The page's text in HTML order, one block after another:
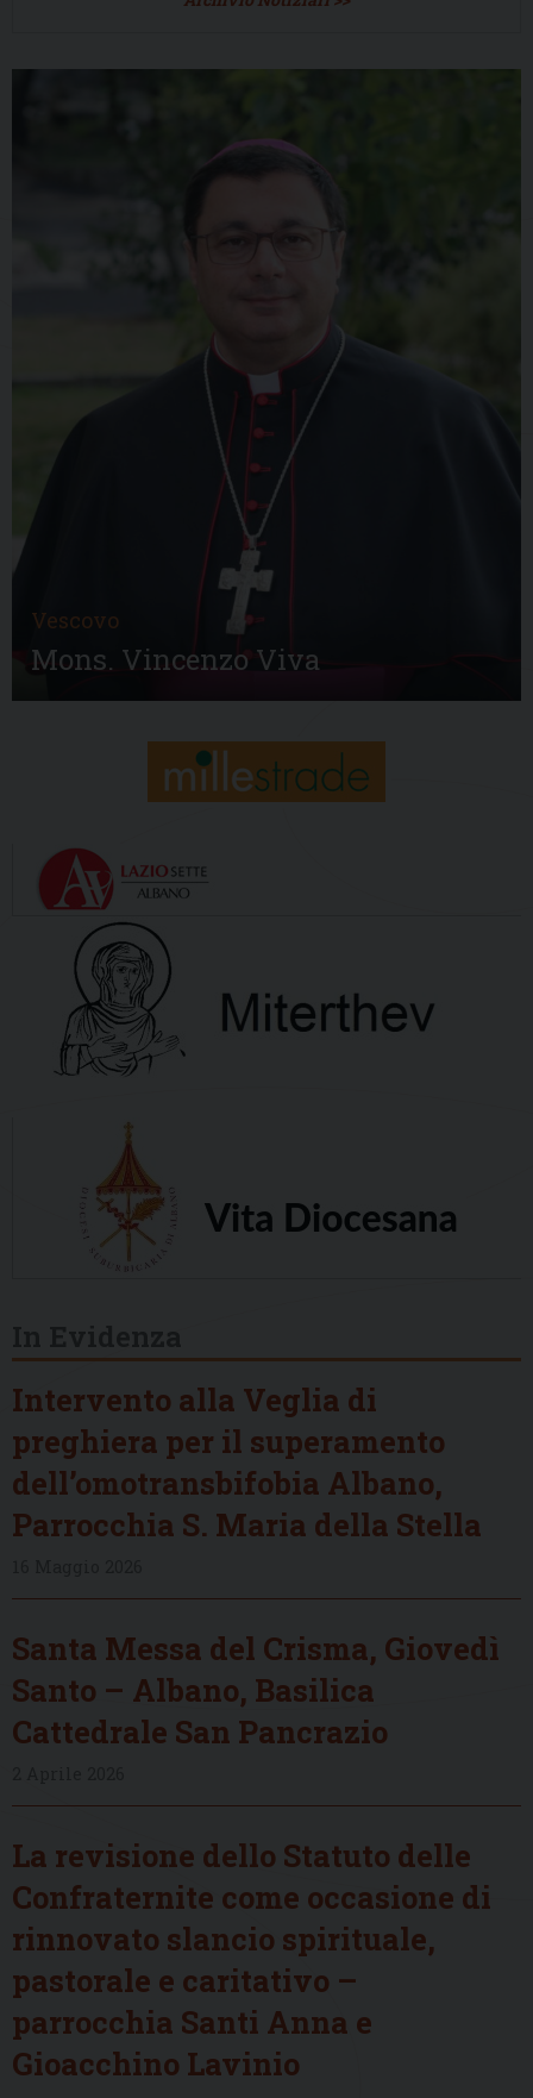
Vescovo
Mons. Vincenzo Viva
Intervento alla Veglia di
preghiera per il superamento
dell’omotransbifobia Albano,
Parrocchia S. Maria della Stella
Santa Messa del Crisma, Giovedì
Santo – Albano, Basilica
Cattedrale San Pancrazio
La revisione dello Statuto delle
Confraternite come occasione di
rinnovato slancio spirituale,
pastorale e caritativo –
parrocchia Santi Anna e
Gioacchino Lavinio